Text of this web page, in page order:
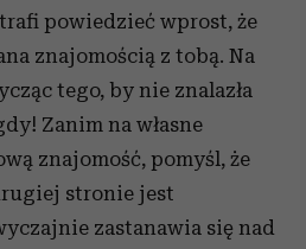
powiedzieć wprost, że
znajomością z tobą. Na
tego, by nie znalazła
Zanim na własne
znajomość, pomyśl, że
stronie jest
zastanawia się nad